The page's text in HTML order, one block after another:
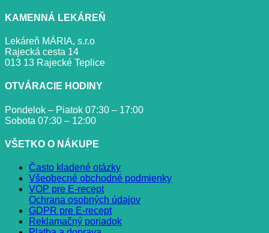
KAMENNÁ LEKÁREŇ
Lekáreň MÁRIA, s.r.o
Rajecká cesta 14
013 13 Rajecké Teplice
OTVÁRACIE HODINY
Pondelok – Piatok 07:30 – 17:00
Sobota 07:30 – 12:00
VŠETKO O NÁKUPE
Často kladené otázky
Všeobecné obchodné podmienky
VOP pre E-recept
Ochrana osobných údajov
GDPR pre E-recept
Reklamačný poriadok